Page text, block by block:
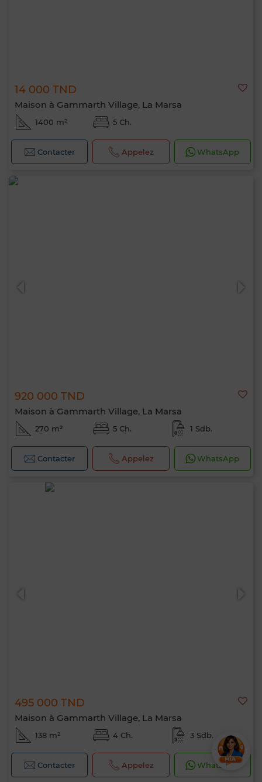
14 000 TND
Maison à Gammarth Village, La Marsa
1400 m² 5 Ch.
Contacter Appelez WhatsApp
920 000 TND
Maison à Gammarth Village, La Marsa
270 m² 5 Ch. 1 Sdb.
Contacter Appelez WhatsApp
495 000 TND
Maison à Gammarth Village, La Marsa
138 m² 4 Ch. 3 Sdb.
Contacter Appelez WhatsApp